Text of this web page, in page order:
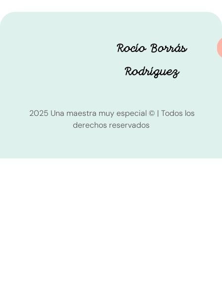
Rocío Borrás
Rodríguez
2025 Una maestra muy especial © | Todos los
derechos reservados